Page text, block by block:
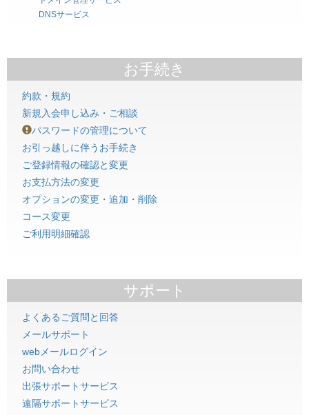
DNSサービス
お手続き
約款・規約
新規入会申し込み・ご相談
パスワードの管理について
お引っ越しに伴うお手続き
ご登録情報の確認と変更
お支払方法の変更
オプションの変更・追加・削除
コース変更
ご利用明細確認
サポート
よくあるご質問と回答
メールサポート
webメールログイン
お問い合わせ
出張サポートサービス
遠隔サポートサービス